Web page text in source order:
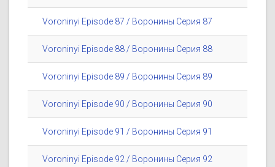
Voroninyi Episode 87 / Воронины Серия 87
Voroninyi Episode 88 / Воронины Серия 88
Voroninyi Episode 89 / Воронины Серия 89
Voroninyi Episode 90 / Воронины Серия 90
Voroninyi Episode 91 / Воронины Серия 91
Voroninyi Episode 92 / Воронины Серия 92